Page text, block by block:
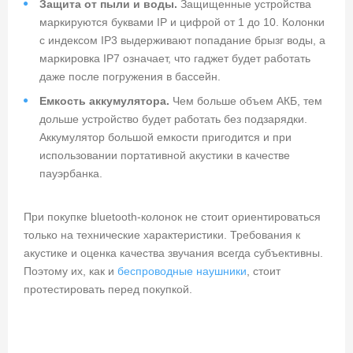
Защита от пыли и воды. Защищенные устройства
маркируются буквами IP и цифрой от 1 до 10. Колонки
с индексом IP3 выдерживают попадание брызг воды, а
маркировка IP7 означает, что гаджет будет работать
даже после погружения в бассейн.
Емкость аккумулятора. Чем больше объем АКБ, тем
дольше устройство будет работать без подзарядки.
Аккумулятор большой емкости пригодится и при
использовании портативной акустики в качестве
пауэрбанка.
При покупке bluetooth-колонок не стоит ориентироваться
только на технические характеристики. Требования к
акустике и оценка качества звучания всегда субъективны.
Поэтому их, как и беспроводные наушники , стоит
протестировать перед покупкой.